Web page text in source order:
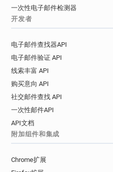
一次性电子邮件检测器
开发者
电子邮件查找器API
电子邮件验证 API
线索丰富 API
购买意向 API
社交邮件查找 API
一次性邮件API
API文档
附加组件和集成
Chrome扩展